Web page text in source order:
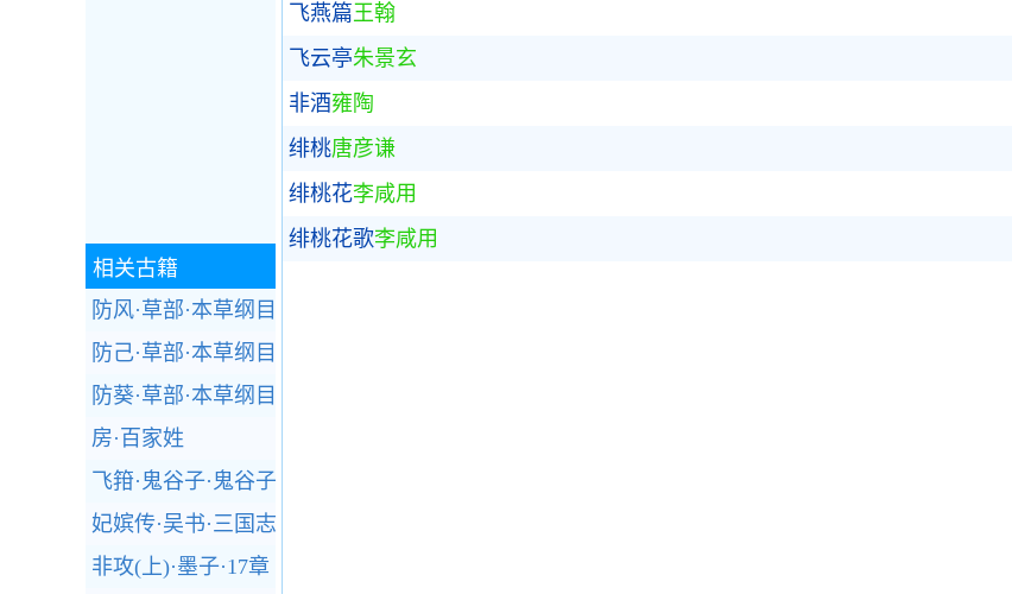
飞燕篇王翰
飞云亭朱景玄
非酒雍陶
绯桃唐彦谦
绯桃花李咸用
绯桃花歌李咸用
相关古籍
防风·草部·本草纲目
防己·草部·本草纲目
防葵·草部·本草纲目
房·百家姓
飞箝·鬼谷子·鬼谷子
妃嫔传·吴书·三国志
非攻(上)·墨子·17章